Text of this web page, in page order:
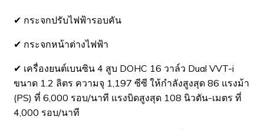
✔ กระจกปรับไฟฟ้ารอบคัน
✔ กระจกหน้าต่างไฟฟ้า
✔ เครื่องยนต์เบนซิน 4 สูบ DOHC 16 วาล์ว Dual VVT-i
ขนาด 1.2 ลิตร ความจุ 1,197 ซีซี ให้กำลังสูงสุด 86 แรงม้า
(PS) ที่ 6,000 รอบ/นาที แรงบิดสูงสุด 108 นิวตัน-เมตร ที่
4,000 รอบ/นาที